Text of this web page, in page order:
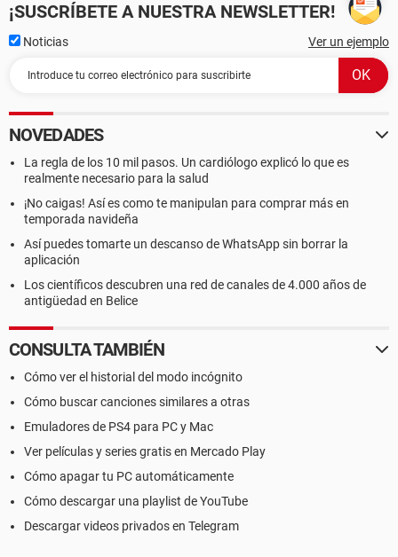
¡SUSCRÍBETE A NUESTRA NEWSLETTER!
Noticias Ver un ejemplo
NOVEDADES
La regla de los 10 mil pasos. Un cardiólogo explicó lo que es
realmente necesario para la salud
¡No caigas! Así es como te manipulan para comprar más en
temporada navideña
Así puedes tomarte un descanso de WhatsApp sin borrar la
aplicación
Los científicos descubren una red de canales de 4.000 años de
antigüedad en Belice
CONSULTA TAMBIÉN
Cómo ver el historial del modo incógnito
Cómo buscar canciones similares a otras
Emuladores de PS4 para PC y Mac
Ver películas y series gratis en Mercado Play
Cómo apagar tu PC automáticamente
Cómo descargar una playlist de YouTube
Descargar videos privados en Telegram